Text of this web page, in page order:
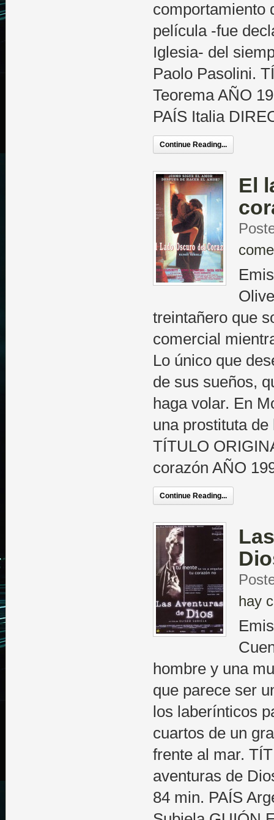
comportamiento
película -fue
Iglesia- del
Paolo Pasolini.
Teorema AÑO
PAÍS Italia
Continue Reading...
El
treintañero que
comercial
Lo único que
de sus sueños,
haga volar. En
una prostituta
TÍTULO
corazón AÑO
Continue Reading...
hay
hombre y una
que parece ser
los laberínticos
cuartos de un
frente al mar.
aventuras de
84 min. PAÍS